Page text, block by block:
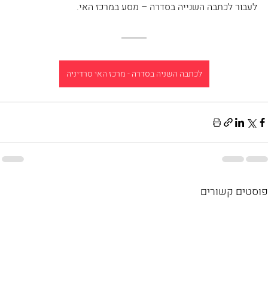
לעבור לכתבה השנייה בסדרה – מסע במרכז האי.
לכתבה השניה בסדרה - מרכז האי סרדיניה
פוסטים קשורים